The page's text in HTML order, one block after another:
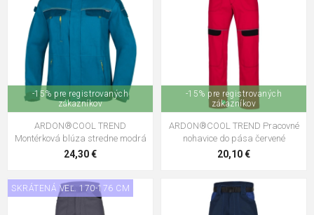
-15% pre registrovaných
zákazníkov
ARDON®COOL TREND
Montérková blúza stredne modrá
24,30 €
-15% pre registrovaných
zákazníkov
ARDON®COOL TREND Pracovné
nohavice do pása červené
20,10 €
SKRÁTENÁ VEĽ. 170-176 CM